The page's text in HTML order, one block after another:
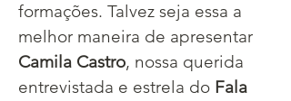
formações. Talvez seja essa a
melhor maneira de apresentar
Camila Castro, nossa querida
entrevistada e estrela do Fala